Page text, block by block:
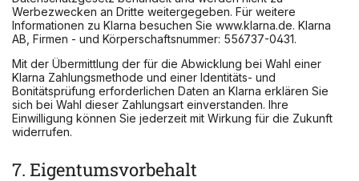
Werbezwecken an Dritte weitergegeben. Für weitere
Informationen zu Klarna besuchen Sie www.klarna.de. Klarna
AB, Firmen - und Körperschaftsnummer: 556737-0431.
Mit der Übermittlung der für die Abwicklung bei Wahl einer
Klarna Zahlungsmethode und einer Identitäts- und
Bonitätsprüfung erforderlichen Daten an Klarna erklären Sie
sich bei Wahl dieser Zahlungsart einverstanden. Ihre
Einwilligung können Sie jederzeit mit Wirkung für die Zukunft
widerrufen.
7. Eigentumsvorbehalt